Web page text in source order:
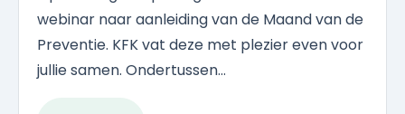
webinar naar aanleiding van de Maand van de
Preventie. KFK vat deze met plezier even voor
jullie samen. Ondertussen...